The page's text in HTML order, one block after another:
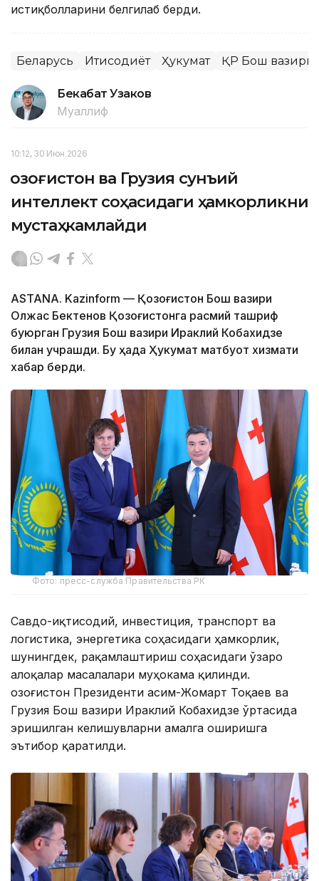
истиқболларини белгилаб берди.
Беларусь Иқтисодиёт Ҳукумат ҚР Бош вазири
Бекабат Узаков
Муаллиф
10:12, 30 Июн 2026
Қозоғистон ва Грузия сунъий
интеллект соҳасидаги ҳамкорликни
мустаҳкамлайди
ASTANA. Kazinform — Қозоғистон Бош вазири
Олжас Бектенов Қозоғистонга расмий ташриф
буюрган Грузия Бош вазири Ираклий Кобахидзе
билан учрашди. Бу ҳақда Ҳукумат матбуот хизмати
хабар берди.
Фото: пресс-служба Правительства РК
Савдо-иқтисодий, инвестиция, транспорт ва
логистика, энергетика соҳасидаги ҳамкорлик,
шунингдек, рақамлаштириш соҳасидаги ўзаро
алоқалар масалалари муҳокама қилинди.
Қозоғистон Президенти Қасим-Жомарт Тоқаев ва
Грузия Бош вазири Ираклий Кобахидзе ўртасида
эришилган келишувларни амалга оширишга
эътибор қаратилди.